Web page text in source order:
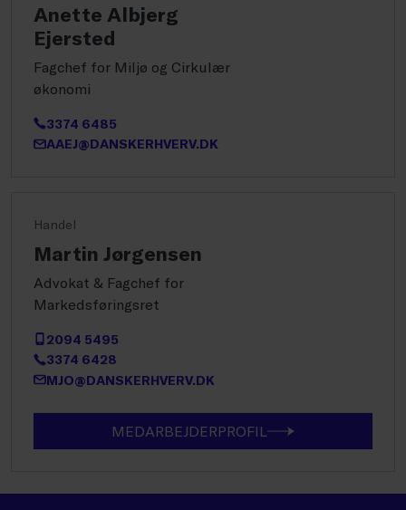
Anette Albjerg
Ejersted
Fagchef for Miljø og Cirkulær
økonomi
3374 6485
AAEJ@DANSKERHVERV.DK
Handel
Martin Jørgensen
Advokat & Fagchef for
Markedsføringsret
2094 5495
3374 6428
MJO@DANSKERHVERV.DK
MEDARBEJDERPROFIL